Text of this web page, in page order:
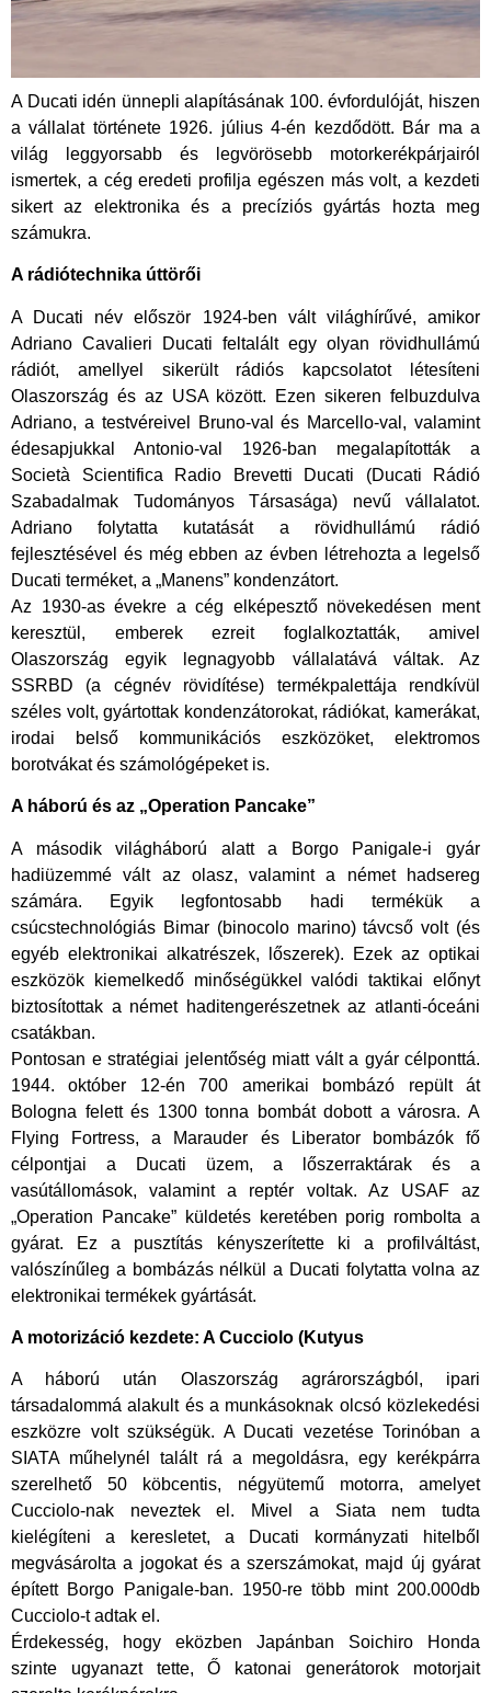
A Ducati idén ünnepli alapításának 100. évfordulóját, hiszen
a vállalat története 1926. július 4-én kezdődött. Bár ma a
világ leggyorsabb és legvörösebb motorkerékpárjairól
ismertek, a cég eredeti profilja egészen más volt, a kezdeti
sikert az elektronika és a precíziós gyártás hozta meg
számukra.
A rádiótechnika úttörői
​A Ducati név először 1924-ben vált világhírűvé, amikor
Adriano Cavalieri Ducati feltalált egy olyan rövidhullámú
rádiót, amellyel sikerült rádiós kapcsolatot létesíteni
Olaszország és az USA között. Ezen sikeren felbuzdulva
Adriano, a testvéreivel Bruno-val és Marcello-val, valamint
édesapjukkal Antonio-val 1926-ban megalapították a
Società Scientifica Radio Brevetti Ducati (Ducati Rádió
Szabadalmak Tudományos Társasága) nevű vállalatot.
Adriano folytatta kutatását a rövidhullámú rádió
fejlesztésével és még ebben az évben létrehozta a legelső
Ducati terméket, a „Manens” kondenzátort.
​Az 1930-as évekre a cég elképesztő növekedésen ment
keresztül, emberek ezreit foglalkoztatták, amivel
Olaszország egyik legnagyobb vállalatává váltak. Az
SSRBD (a cégnév rövidítése) termékpalettája rendkívül
széles volt, gyártottak kondenzátorokat, rádiókat, kamerákat,
irodai belső kommunikációs eszközöket, elektromos
borotvákat és számológépeket is.
A háború és az „Operation Pancake”
​A második világháború alatt a Borgo Panigale-i gyár
hadiüzemmé vált az olasz, valamint a német hadsereg
számára. Egyik legfontosabb hadi termékük a
csúcstechnológiás Bimar (binocolo marino) távcső volt (és
egyéb elektronikai alkatrészek, lőszerek). Ezek az optikai
eszközök kiemelkedő minőségükkel valódi taktikai előnyt
biztosítottak a német haditengerészetnek az atlanti-óceáni
csatákban.
​Pontosan e stratégiai jelentőség miatt vált a gyár célponttá.
1944. október 12-én 700 amerikai bombázó repült át
Bologna felett és 1300 tonna bombát dobott a városra. A
Flying Fortress, a Marauder és Liberator bombázók fő
célpontjai a Ducati üzem, a lőszerraktárak és a
vasútállomások, valamint a reptér voltak. Az USAF az
„Operation Pancake” küldetés keretében porig rombolta a
gyárat. Ez a pusztítás kényszerítette ki a profilváltást,
valószínűleg a bombázás nélkül a Ducati folytatta volna az
elektronikai termékek gyártását.​
A motorizáció kezdete: A Cucciolo (Kutyus
A háború után Olaszország agrárországból, ipari
társadalommá alakult és a munkásoknak olcsó közlekedési
eszközre volt szükségük. A Ducati vezetése Torinóban a
SIATA műhelynél talált rá a megoldásra, egy kerékpárra
szerelhető 50 köbcentis, négyütemű motorra, amelyet
Cucciolo-nak neveztek el. Mivel a Siata nem tudta
kielégíteni a keresletet, a Ducati kormányzati hitelből
megvásárolta a jogokat és a szerszámokat, majd új gyárat
épített Borgo Panigale-ban. 1950-re több mint 200.000db
Cucciolo-t adtak el.
​Érdekesség, hogy eközben Japánban Soichiro Honda
szinte ugyanazt tette, Ő katonai generátorok motorjait